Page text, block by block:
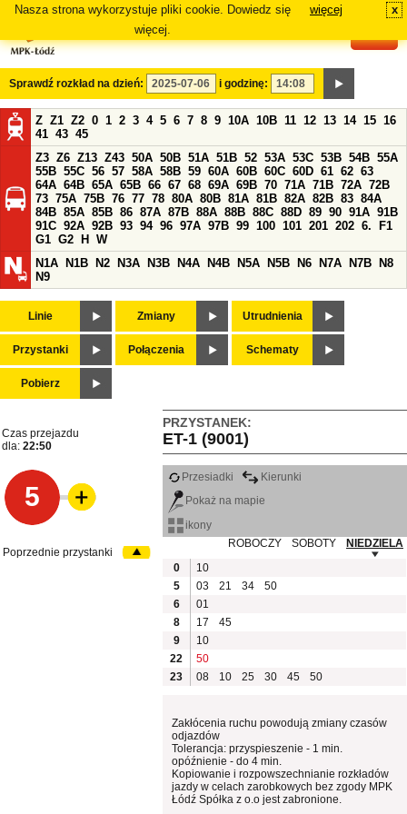
Nasza strona wykorzystuje pliki cookie. Dowiedz się
więcej.
więcej x
Sprawdź rozkład na dzień: i godzinę:
Z Z1 Z2 0 1 2 3 4 5 6 7 8 9 10A 10B 11 12 13 14 15 16
41 43 45
Z3 Z6 Z13 Z43 50A 50B 51A 51B 52 53A 53C 53B 54B 55A
55B 55C 56 57 58A 58B 59 60A 60B 60C 60D 61 62 63
64A 64B 65A 65B 66 67 68 69A 69B 70 71A 71B 72A 72B
73 75A 75B 76 77 78 80A 80B 81A 81B 82A 82B 83 84A
84B 85A 85B 86 87A 87B 88A 88B 88C 88D 89 90 91A 91B
91C 92A 92B 93 94 96 97A 97B 99 100 101 201 202 6.
F1
G1 G2 H
W
N1A
N1B N2 N3A N3B N4A N4B N5A N5B N6 N7A N7B
N8
N9
Linie Zmiany Utrudnienia
Przystanki Połączenia Schematy
Pobierz
PRZYSTANEK:
ET-1 (9001)
Czas przejazdu
dla: 22:50
5
Przesiadki
Kierunki
Pokaż na mapie
ikony
ROBOCZY
SOBOTY
NIEDZIELA
0
10
5
03 21 34
50
6
01
8
17
45
9
10
22
50
23
08 10 25 30 45 50
Zakłócenia ruchu powodują zmiany czasów
odjazdów
Tolerancja: przyspieszenie - 1 min.
opóźnienie - do 4 min.
Kopiowanie i rozpowszechnianie rozkładów
jazdy w celach zarobkowych bez zgody MPK
Łódź Spółka z o.o jest zabronione.
Poprzednie przystanki